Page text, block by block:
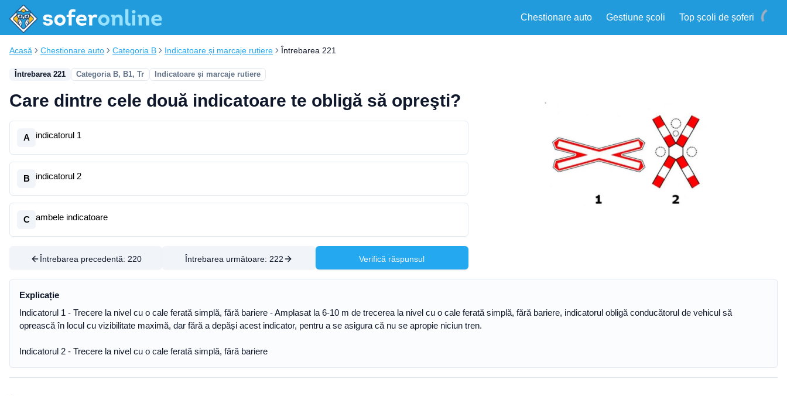
Chestionare auto Gestiune școli Top școli de șoferi
Acasă Chestionare auto Categoria B Indicatoare și marcaje rutiere Întrebarea 221
Întrebarea 221 Categoria B, B1, Tr Indicatoare și marcaje rutiere
Care dintre cele două indicatoare te obligă să opreşti?
A indicatorul 1
B indicatorul 2
C ambele indicatoare
Întrebarea precedentă: 220 Întrebarea următoare: 222 Verifică răspunsul
Explicație
Indicatorul 1 - Trecere la nivel cu o cale ferată simplă, fără bariere - Amplasat la 6-10 m de trecerea la nivel cu o cale ferată simplă, fără bariere, indicatorul obligă conducătorul de vehicul să
oprească în locul cu vizibilitate maximă, dar fără a depăși acest indicator, pentru a se asigura că nu se apropie niciun tren.
Indicatorul 2 - Trecere la nivel cu o cale ferată simplă, fără bariere